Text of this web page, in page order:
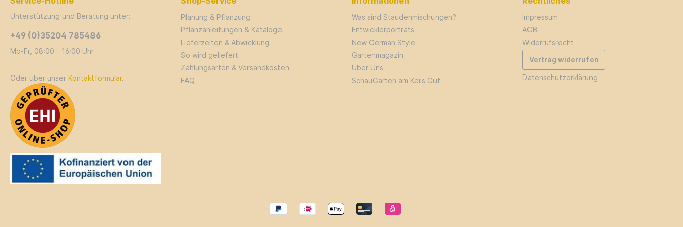
Unterstützung und Beratung unter:
+49 (0)35204 785486
Mo-Fr, 08:00 - 16:00 Uhr
Oder über unser Kontaktformular.
Planung & Pflanzung
Pflanzanleitungen & Kataloge
Lieferzeiten & Abwicklung
So wird geliefert
Zahlungsarten & Versandkosten
FAQ
Was sind Staudenmischungen?
Entwicklerporträts
New German Style
Gartenmagazin
Über Uns
SchauGarten am Keils Gut
Impressum
AGB
Widerrufsrecht
Vertrag widerrufen
Datenschutzerklärung